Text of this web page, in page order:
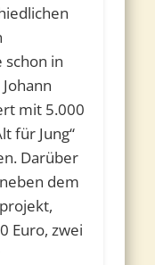
schon in
mit 5.000
für Jung“
Darüber
dem
Euro, zwei